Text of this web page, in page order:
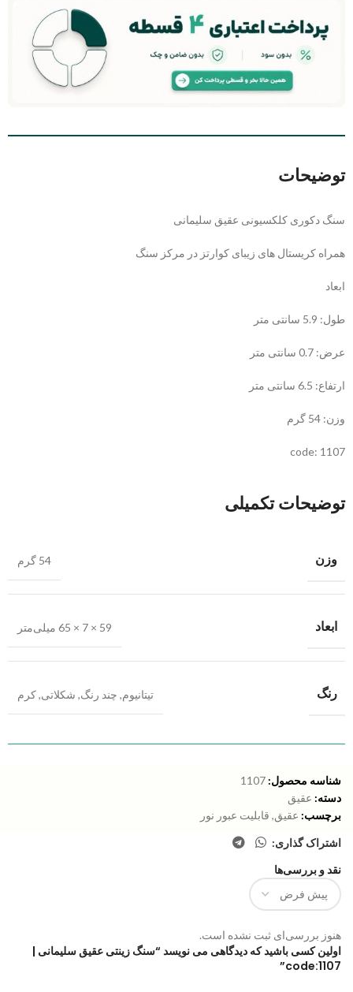
توضیحات
سنگ دکوری کلکسیونی عقیق سلیمانی
همراه کریستال های زیبای کوارتز در مرکز سنگ
ابعاد
طول: 5.9 سانتی متر
عرض: 0.7 سانتی متر
ارتفاع: 6.5 سانتی متر
وزن: 54 گرم
code: 1107
توضیحات تکمیلی
وزن 54 گرم
ابعاد 59 × 7 × 65 میلی‌متر
رنگ تیتانیوم, چند رنگ, شکلاتی,کرم
شناسه محصول: 1107
دسته: عقیق
برچسب: عقیق, قابلیت عبور نور
اشتراک گذاری:
نقد و بررسی‌ها
هنوز بررسی‌ای ثبت نشده است.
اولین کسی باشید که دیدگاهی می نویسد “سنگ زینتی عقیق سلیمانی |
code:1107”